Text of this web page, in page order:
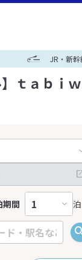
JR・新
】ｔａｂｉ
期間 泊